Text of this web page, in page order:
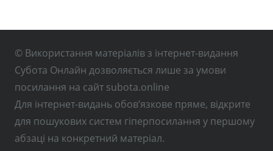
© Використання матеріалів з інтернет-видання
Субота Онлайн дозволяється лише за умови
посилання на сайт subota.online
Для інтернет-видань обов’язкове пряме, відкрите
для пошукових систем гіперпосилання у першому
абзаці на конкретний матеріал.